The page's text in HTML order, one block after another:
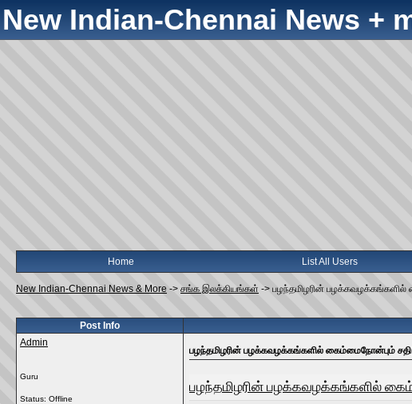
New Indian-Chennai News +
Home List All Users
New Indian-Chennai News & More -> சங்க இலக்கியங்கள் -> பழந்தமிழரின் பழக்கவழக்கங்களில்
Post Info
Admin
Guru
Status: Offline
பழந்தமிழரின் பழக்கவழக்கங்களில் கைம்மைநோன்பும்
பழந்தமிழரின் பழக்கவழக்கங்களில்